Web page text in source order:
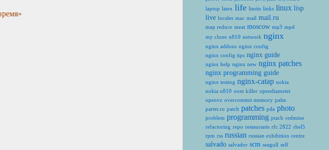
laptop latex life limits links linux lisp
live locales mac mail mail.ru
map reduce meat moscow mp3 mpd
my clone n810 network nginx
nginx addons nginx config
nginx config tips nginx guide
nginx help nginx new nginx patches
nginx programming guide
nginx testing nginx-catap nokia
nokia n810 oom killer opendiameter
openvz overcommit memory palm
parter.ru patch patches pda photo
problem programming ptach redmine
refactoring repo restaurants rfc 2822 rhel5
rpm rss russian russian exhibition centre
salvado salvador scm seagull self